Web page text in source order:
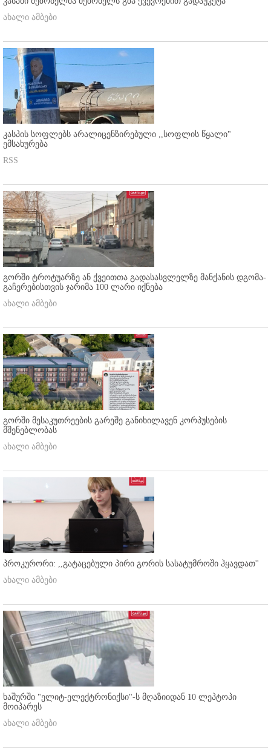
ახალი ამბები
კასპის სოფლებს არალიცენზირებული ,,სოფლის წყალი"
ემსახურება
RSS
გორში ტროტუარზე ან ქვეითთა გადასასვლელზე მანქანის დგომა-
გაჩერებისთვის ჯარიმა 100 ლარი იქნება
ახალი ამბები
გორში მესაკუთრეების გარეშე განიხილავენ კორპუსების
მშენებლობას
ახალი ამბები
პროკურორი: ,,გატაცებული პირი გორის სასატუმროში ჰყავდათ''
ახალი ამბები
ხაშურში "ელიტ-ელექტრონიქსი"-ს მღაზიიდან 10 ლეპტოპი
მოიპარეს
ახალი ამბები